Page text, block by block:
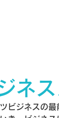
ネ
ビジネスの